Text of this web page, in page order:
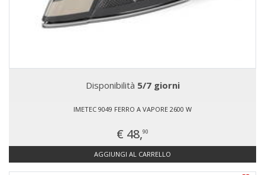
Disponibilità 5/7 giorni
IMETEC 9049 FERRO A VAPORE 2600 W
€ 48,90
AGGIUNGI AL CARRELLO